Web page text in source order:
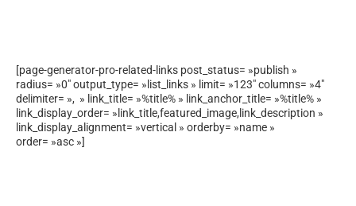
[page-generator-pro-related-links post_status= »publish »
radius= »0″ output_type= »list_links » limit= »123″ columns= »4″
delimiter= », » link_title= »%title% » link_anchor_title= »%title% »
link_display_order= »link_title,featured_image,link_description »
link_display_alignment= »vertical » orderby= »name »
order= »asc »]